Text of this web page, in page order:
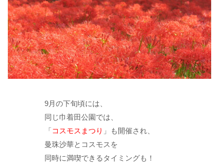
9月の下旬頃には、
同じ巾着田公園では、
「コスモスまつり 」も開催され、
曼珠沙華とコスモスを
同時に満喫できるタイミングも！